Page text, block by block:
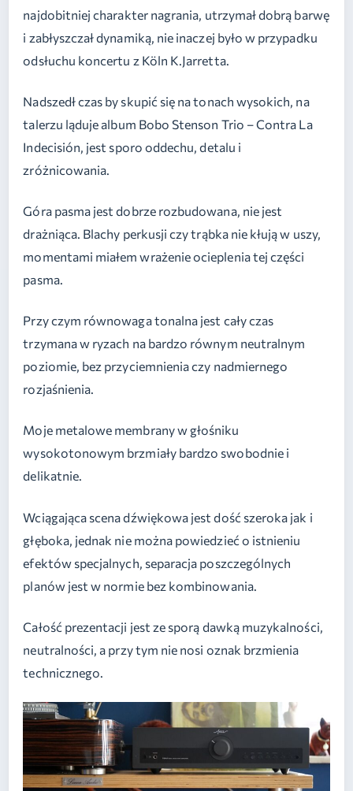
najdobitniej charakter nagrania, utrzymał dobrą barwę
i zabłyszczał dynamiką, nie inaczej było w przypadku
odsłuchu koncertu z Köln K.Jarretta.
Nadszedł czas by skupić się na tonach wysokich, na
talerzu ląduje album Bobo Stenson Trio – Contra La
Indecisión, jest sporo oddechu, detalu i
zróżnicowania.
Góra pasma jest dobrze rozbudowana, nie jest
drażniąca. Blachy perkusji czy trąbka nie kłują w uszy,
momentami miałem wrażenie ocieplenia tej części
pasma.
Przy czym równowaga tonalna jest cały czas
trzymana w ryzach na bardzo równym neutralnym
poziomie, bez przyciemnienia czy nadmiernego
rozjaśnienia.
Moje metalowe membrany w głośniku
wysokotonowym brzmiały bardzo swobodnie i
delikatnie.
Wciągająca scena dźwiękowa jest dość szeroka jak i
głęboka, jednak nie można powiedzieć o istnieniu
efektów specjalnych, separacja poszczególnych
planów jest w normie bez kombinowania.
Całość prezentacji jest ze sporą dawką muzykalności,
neutralności, a przy tym nie nosi oznak brzmienia
technicznego.